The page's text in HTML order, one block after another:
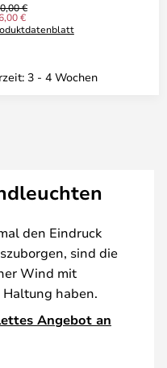
€
€
3 - 4 Wochen
den Eindruck
sind die
Wind mit
haben.
Angebot an